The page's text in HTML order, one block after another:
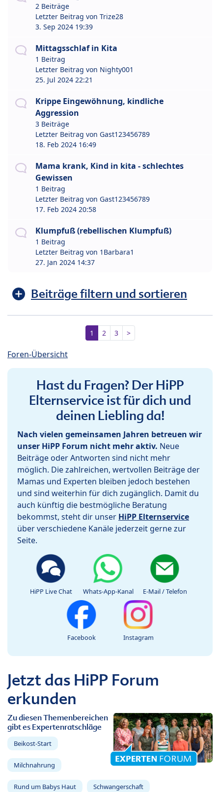
2 Beiträge
Letzter Beitrag von Trize28
3. Sep 2024 19:39
Mittagsschlaf in Kita
1 Beitrag
Letzter Beitrag von Nighty001
25. Jul 2024 22:21
Krippe Eingewöhnung, kindliche
Aggression
3 Beiträge
Letzter Beitrag von Gast123456789
18. Feb 2024 16:49
Mama krank, Kind in kita - schlechtes
Gewissen
1 Beitrag
Letzter Beitrag von Gast123456789
17. Feb 2024 20:58
Klumpfuß (rebellischen Klumpfuß)
1 Beitrag
Letzter Beitrag von 1Barbara1
27. Jan 2024 14:37
Beiträge filtern und sortieren
1 2 3 >
Foren-Übersicht
Hast du Fragen? Der HiPP
Elternservice ist für dich und
deinen Liebling da!
Nach vielen gemeinsamen Jahren betreuen wir
unser HiPP Forum nicht mehr aktiv. Neue
Beiträge oder Antworten sind nicht mehr
möglich. Die zahlreichen, wertvollen Beiträge der
Mamas und Experten bleiben jedoch bestehen
und sind weiterhin für dich zugänglich. Damit du
auch künftig die bestmögliche Beratung
bekommst, steht dir unser HiPP Elternservice
über verschiedene Kanäle jederzeit gerne zur
Seite.
HiPP Live Chat Whats-App-Kanal E-Mail / Telefon
Facebook Instagram
Jetzt das HiPP Forum
erkunden
Zu diesen Themenbereichen
gibt es Expertenratschläge
Beikost-Start
Milchnahrung
Rund um Babys Haut Schwangerschaft